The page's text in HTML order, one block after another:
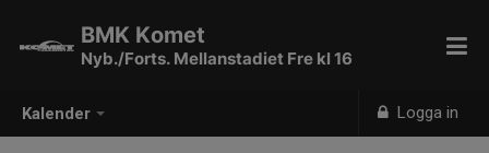
Kalender Logga in
BMK Komet
Nyb./Forts. Mellanstadiet Fre kl 16